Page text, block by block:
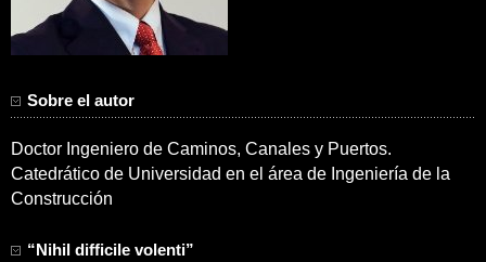
Sobre el autor
Doctor Ingeniero de Caminos, Canales y Puertos.
Catedrático de Universidad en el área de Ingeniería de la
Construcción
“Nihil difficile volenti”